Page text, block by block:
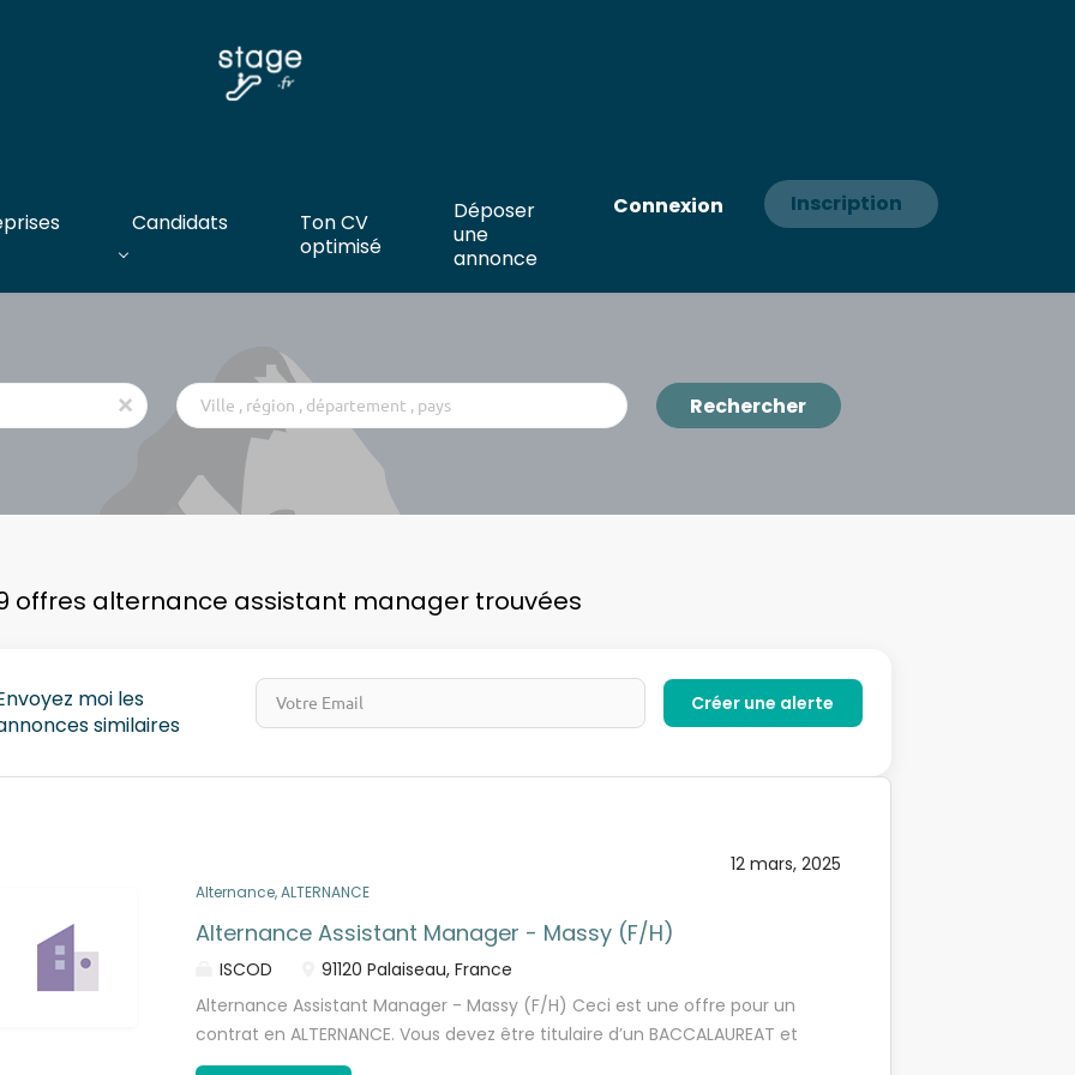
Connexion Inscription
Candidats
Ton CV
optimisé
Déposer
une
annonce
x
Ville
,
département
,
Rechercher
Rechercher
offres alternance assistant manager trouvées
moi les
similaires
12 mars, 2025
Alternance, ALTERNANCE
Alternance Assistant Manager - Massy (F/H)
ISCOD
91120 Palaiseau, France
Alternance Assistant Manager - Massy (F/H) Ceci est une offre pour un
contrat en ALTERNANCE. Vous devez être titulaire d’un BACCALAUREAT et
remplir les critères d’éligibilité. Qui sommes-nous ?L’ISCOD, spécialiste de la